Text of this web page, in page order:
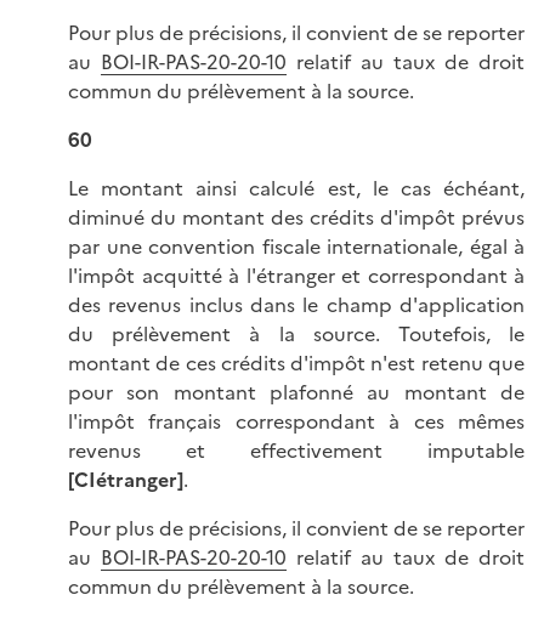
Pour plus de précisions, il convient de se reporter
au BOI-IR-PAS-20-20-10 relatif au taux de droit
commun du prélèvement à la source.
60
Le montant ainsi calculé est, le cas échéant,
diminué du montant des crédits d'impôt prévus
par une convention fiscale internationale, égal à
l'impôt acquitté à l'étranger et correspondant à
des revenus inclus dans le champ d'application
du prélèvement à la source. Toutefois, le
montant de ces crédits d'impôt n'est retenu que
pour son montant plafonné au montant de
l'impôt français correspondant à ces mêmes
revenus et effectivement imputable
[CIétranger].
Pour plus de précisions, il convient de se reporter
au BOI-IR-PAS-20-20-10 relatif au taux de droit
commun du prélèvement à la source.